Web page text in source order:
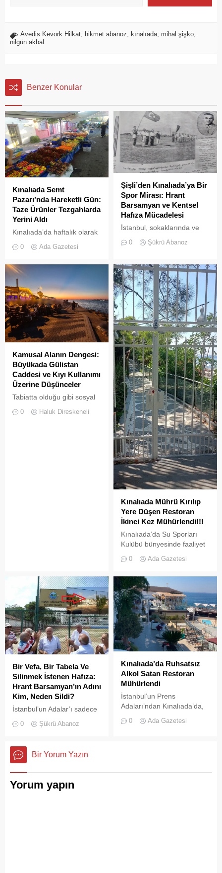
Avedis Kevork Hilkat, hikmet abanoz, kınalıada, mihal şişko,
nilgün akbal
Benzer Konular
Kınalıada Semt
Pazarı’nda Hareketli Gün:
Taze Ürünler Tezgahlarda
Yerini Aldı
Kınalıada’da haftalık olarak
kurulan semt pazarı, ada
sakinleri ve ziyaretçilerin
canlılığına ulaştı.
0 Ada Gazetesi
Şişli’den Kınalıada’ya Bir
Spor Mirası: Hrant
Barsamyan ve Kentsel
Hafıza Mücadelesi
İstanbul, sokaklarında ve
yeşil sahalarında
yüzyıllardır biriktirdiği çok
devasa bir hafıza
mekânıdır.
0 Şükrü Abanoz
Kamusal Alanın Dengesi:
Büyükada Gülistan
Caddesi ve Kıyı Kullanımı
Üzerine Düşünceler
Tabiatta olduğu gibi sosyal
süre karşılıksız kalmaz;
0 Haluk Direskeneli
Kınalıada Mührü Kırılıp
Yere Düşen Restoran
İkinci Kez Mühürlendi!!!
Kınalıada’da Su Sporları
Kulübü bünyesinde faaliyet
ruhsat usulsüzlüğü ve adres
Adalar Belediyesi tarafından
mühürlendi.
0 Ada Gazetesi
Bir Vefa, Bir Tabela Ve
Silinmek İstenen Hafıza:
Hrant Barsamyan’ın Adını
Kim, Neden Sildi?
İstanbul’un Adalar’ı sadece
yazlıkçıların nefes aldığı
aynı zamanda bu şehrin çok
kültürlü hafızası,
tanıklarıdır.
0 Şükrü Abanoz
Kınalıada’da Ruhsatsız
Alkol Satan Restoran
Mühürlendi
İstanbul’un Prens
Adaları’ndan Kınalıada’da,
Su Sporları Kulübü
bünyesinde faaliyet
mühürlendi.
0 Ada Gazetesi
Bir Yorum Yazın
Yorum yapın